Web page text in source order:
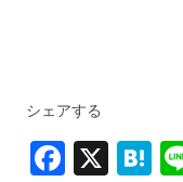
シェアする
F X H